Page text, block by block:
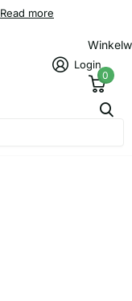
Read more
Login
0